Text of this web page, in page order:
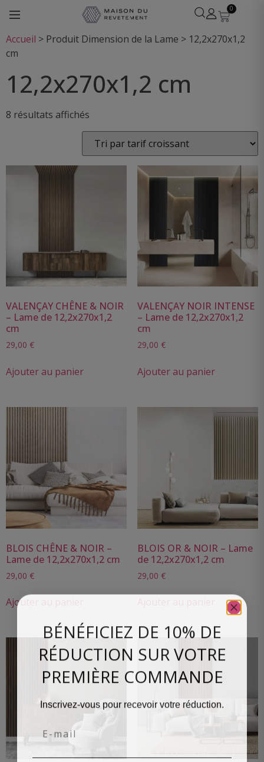
0
Accueil > Produit Dimension de la Lame > 12,2x270x1,2
cm
12,2x270x1,2 cm
8 résultats affichés
VALENÇAY CHÊNE & NOIR
– Lame de 12,2x270x1,2
cm
29,00 €
Ajouter au panier
VALENÇAY NOIR INTENSE
– Lame de 12,2x270x1,2
cm
29,00 €
Ajouter au panier
BLOIS CHÊNE & NOIR –
Lame de 12,2x270x1,2 cm
29,00 €
Ajouter au panier
BLOIS OR & NOIR – Lame
de 12,2x270x1,2 cm
29,00 €
En ligne· Experte revêtements
BÉNÉFICIEZ DE 10% DE
RÉDUCTION SUR VOTRE
PREMIÈRE COMMANDE
Inscrivez-vous pour recevoir votre réduction.